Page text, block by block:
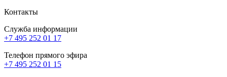
Контакты
Служба информации
+7 495 252 01 17
Телефон прямого эфира
+7 495 252 01 15